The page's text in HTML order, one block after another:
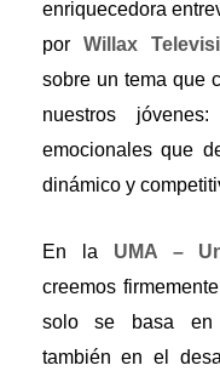
enriquecedora
por Willax
sobre un tema que
nuestros
emocionales que
dinámico y
En la UMA –
creemos
solo se basa en
también en el